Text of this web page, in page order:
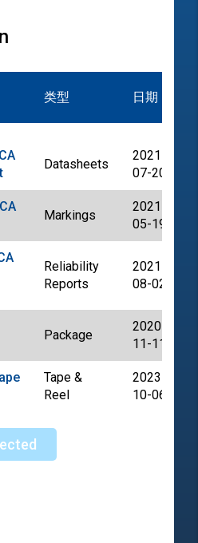
类型 日期
Datasheets
2021-
07-20
Markings
2021-
05-19
Reliability
Reports
2021-
08-02
Package
2020-
11-11
Tape &
Reel
2023-
10-06